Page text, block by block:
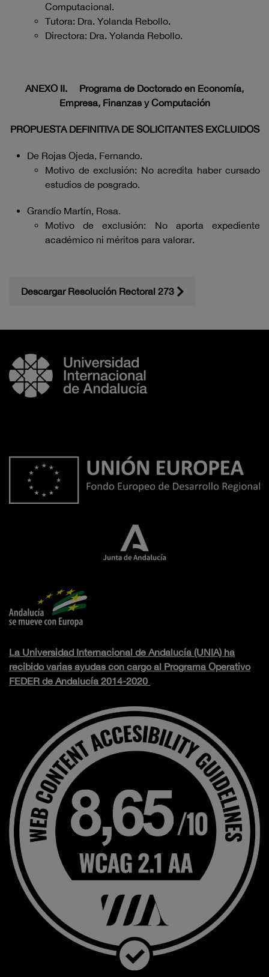
Computacional.
Tutora: Dra. Yolanda Rebollo.
Directora: Dra. Yolanda Rebollo.
ANEXO II. Programa de Doctorado en Economía,
Empresa, Finanzas y Computación
PROPUESTA DEFINITIVA DE SOLICITANTES EXCLUIDOS
De Rojas Ojeda, Fernando.
Motivo de exclusión: No acredita haber cursado
estudios de posgrado.
Grandío Martín, Rosa.
Motivo de exclusión: No aporta expediente
académico ni méritos para valorar.
Descargar Resolución Rectoral 273
La Universidad Internacional de Andalucía (UNIA) ha
recibido varias ayudas con cargo al Programa Operativo
FEDER de Andalucía 2014-2020